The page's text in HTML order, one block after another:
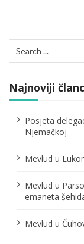
c
i
j
l
n
a
for:
Najnoviji
Posjeta
Njemačkoj
Mevlud u
Mevlud u
emaneta
Mevlud u